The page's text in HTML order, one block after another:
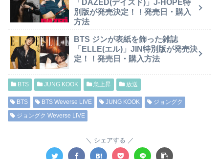
「DAZED(デイズド)」J-HOPE特
別版が発売決定！！発売日・購入
方法
BTS ジンが表紙を飾った雑誌
「ELLE(エル)」JIN特別版が発売決
定！！発売日・購入方法
BTS JUNG KOOK 急上昇 放送
BTS BTS Weverse LIVE JUNG KOOK
ジョングク
ジョングク Weverse LIVE
シェアする